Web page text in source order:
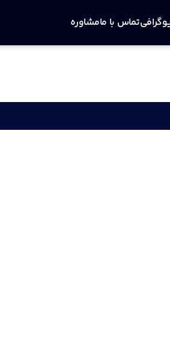
تماس با مامشاوره
پیدا کنید.